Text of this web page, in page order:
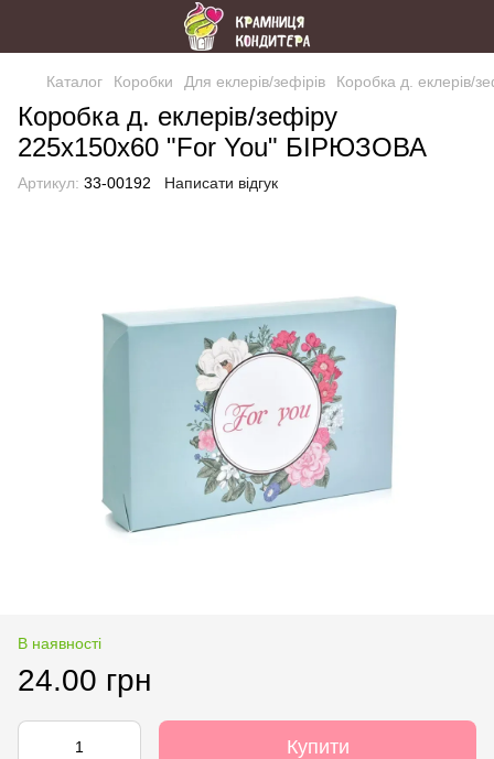
Каталог Коробки Для еклерів/зефірів Коробка д. еклерів/
Коробка д. еклерів/зефіру
225х150х60 "For You" БІРЮЗОВА
Артикул: 33-00192 Написати відгук
В наявності
24.00 грн
Купити